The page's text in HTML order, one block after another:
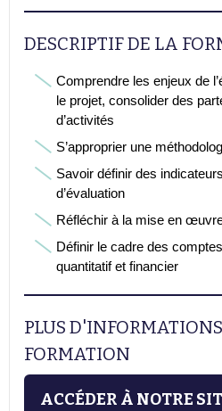
DESCRIPTIF DE LA
Comprendre les enjeux de
le projet, consolider des
d’activités
S’approprier une
Savoir définir des
d’évaluation
Réfléchir à la mise en
Définir le cadre des
quantitatif et financier
PLUS
FORMATION
ACCÉDER À NOTRE